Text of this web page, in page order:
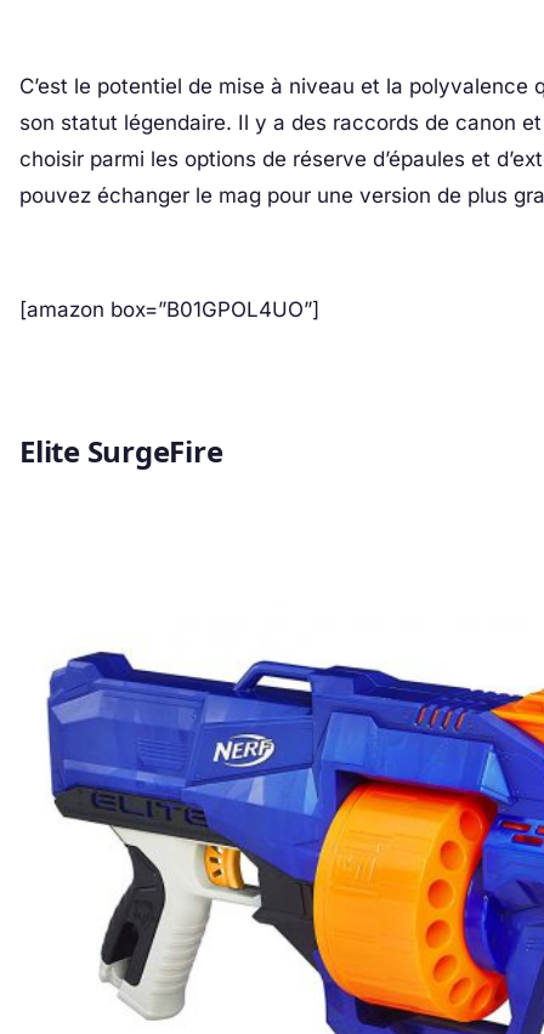
C’est le potentiel de mise à niveau et la polyvalence
son statut légendaire. Il y a des raccords de canon
choisir parmi les options de réserve d’épaules et
pouvez échanger le mag pour une version de plus
[amazon box=”B01GPOL4UO”]
Elite SurgeFire